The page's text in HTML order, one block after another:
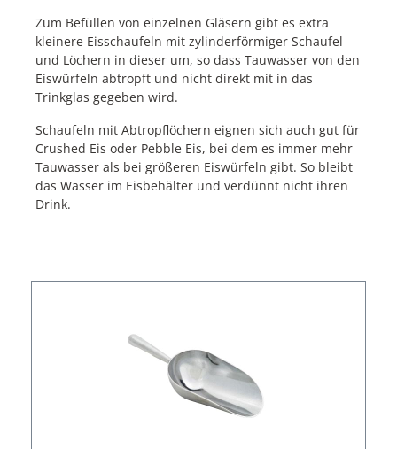
Zum Befüllen von einzelnen Gläsern gibt es extra
kleinere Eisschaufeln mit zylinderförmiger Schaufel
und Löchern in dieser um, so dass Tauwasser von den
Eiswürfeln abtropft und nicht direkt mit in das
Trinkglas gegeben wird.
Schaufeln mit Abtropflöchern eignen sich auch gut für
Crushed Eis oder Pebble Eis, bei dem es immer mehr
Tauwasser als bei größeren Eiswürfeln gibt. So bleibt
das Wasser im Eisbehälter und verdünnt nicht ihren
Drink.